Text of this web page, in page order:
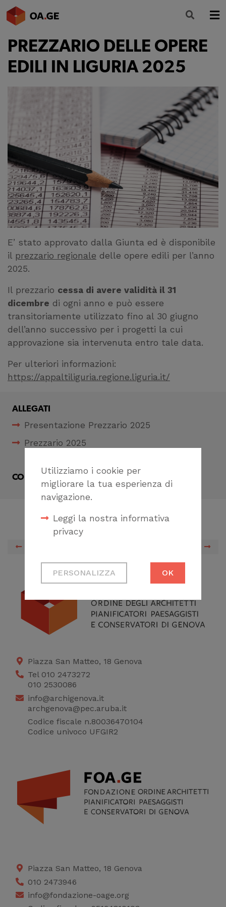
Utilizziamo i cookie per
migliorare la tua esperienza di
navigazione.
Leggi la nostra informativa
privacy
Cookie tecnici
Necessari per
correttamente del
sito
statistici su di te per
migliorare il servizio
PERSONALIZZA OK
L’ORDINE
AMMINISTRAZIONE TRASPARENTE
ALBO
SEGRETERIA
FORMAZIONE
NEWS
PREZZARIO DELLE OPERE
EDILI IN LIGURIA 2025
E’ stato approvato dalla Giunta ed è disponibile
il prezzario regionale delle opere edili per l’anno
2025.
Il prezzario cessa di avere validità il 31
dicembre di ogni anno e può essere
transitoriamente utilizzato fino al 30 giugno
dell’anno successivo per i progetti la cui
approvazione sia intervenuta entro tale data.
Per ulteriori informazioni:
https://appaltiliguria.regione.liguria.it/
ALLEGATI
Presentazione Prezzario 2025
Prezzario 2025
CONDIVIDI
Piazza San Matteo, 18 Genova
Tel 010 2473272
010 2530086
info@archigenova.it
archgenova@pec.aruba.it
Codice fiscale n.80036470104
Codice univoco UFGIR2
Piazza San Matteo, 18 Genova
010 2473946
info@fondazione-oage.org